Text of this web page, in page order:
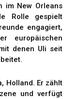
im New Orleans
Rolle gespielt
engagiert,
europäischen
denen Uli seit
Holland. Er zählt
und verfügt